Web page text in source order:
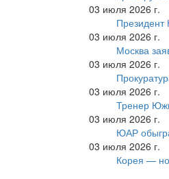
03 июля 2026 г.
Президент
03 июля 2026 г.
Москва
03 июля 2026 г.
03 июля 2026 г.
Тренер
03 июля 2026 г.
ЮАР
03 июля 2026 г.
Корея —